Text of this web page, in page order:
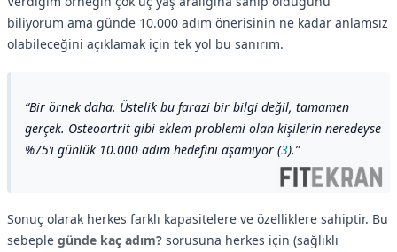
biliyorum ama günde 10.000 adım önerisinin ne kadar anlamsız
olabileceğini açıklamak için tek yol bu sanırım.
Bir örnek daha. Üstelik bu farazi bir bilgi değil, tamamen
gerçek. Osteoartrit gibi eklem problemi olan kişilerin neredeyse
%75’i günlük 10.000 adım hedefini aşamıyor (3).
Sonuç olarak herkes farklı kapasitelere ve özelliklere sahiptir. Bu
sebeple günde kaç adım? sorusuna herkes için (sağlıklı